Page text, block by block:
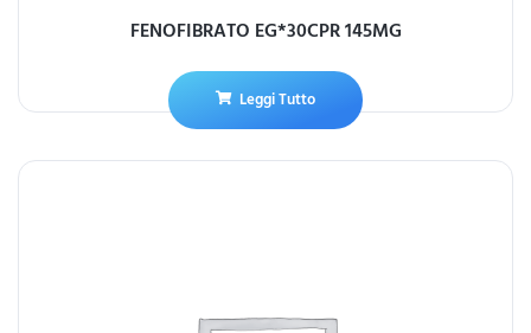
FENOFIBRATO EG*30CPR 145MG
Leggi Tutto